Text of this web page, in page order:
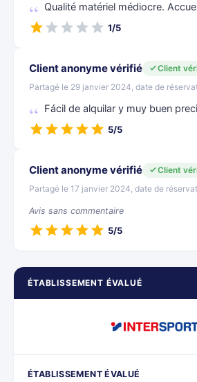
ÉTABLISSEMENT ÉVALUÉ
ÉTABLISSEMENT ÉVALUÉ
Qualité matériel médiocre.
1/5
Client anonyme vérifié
Client
Partagé le 29 janvier 2024, date de
Fácil de alquilar y muy buen
5/5
Client anonyme vérifié
Client
Partagé le 17 janvier 2024, date de
Avis sans commentaire
5/5